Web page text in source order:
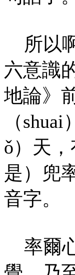
所以
六意識
地論》
（
ǒ）天
是）兜
音字。
率爾